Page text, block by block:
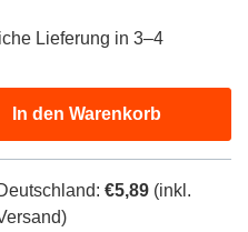
ProductDropProductDrop
Lieferung in 3–4
In den Warenkorb
€5,89 (inkl.